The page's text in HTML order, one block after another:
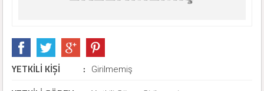
YETKİLİ KİŞİ : Girilmemiş